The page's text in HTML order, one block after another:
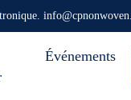
Événements